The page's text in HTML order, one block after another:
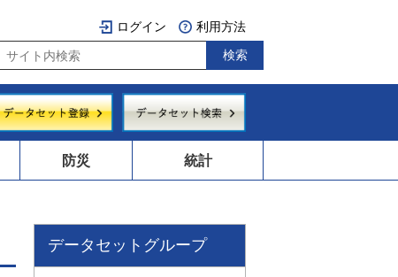
ログイン 利用方法
防災 統計
データセットグループ